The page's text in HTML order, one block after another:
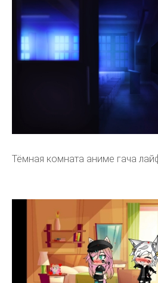
Тёмная комната аниме гача